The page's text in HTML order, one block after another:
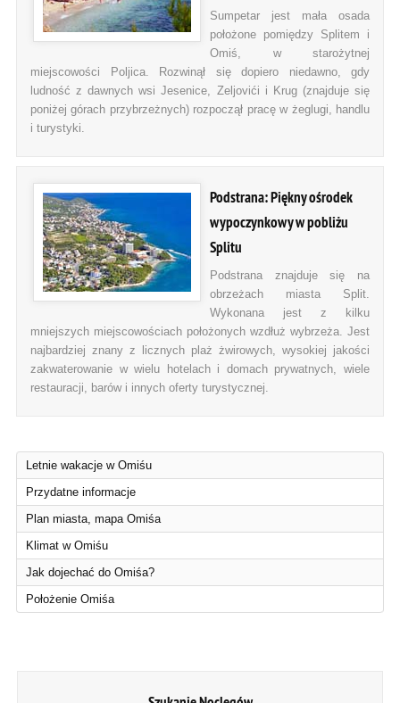
Sumpetar jest mała osada
położone pomiędzy Splitem i
Omiś, w starożytnej
miejscowości Poljica. Rozwinął się dopiero niedawno, gdy
ludność z dawnych wsi Jesenice, Zeljovići i Krug (znajduje się
poniżej górach przybrzeżnych) rozpoczął pracę w żeglugi, handlu
i turystyki.
Podstrana: Piękny ośrodek
wypoczynkowy w pobliżu
Splitu
Podstrana znajduje się na
obrzeżach miasta Split.
Wykonana jest z kilku
mniejszych miejscowościach położonych wzdłuż wybrzeża. Jest
najbardziej znany z licznych plaż żwirowych, wysokiej jakości
zakwaterowanie w wielu hotelach i domach prywatnych, wiele
restauracji, barów i innych oferty turystycznej.
Letnie wakacje w Omiśu
Przydatne informacje
Plan miasta, mapa Omiśa
Klimat w Omiśu
Jak dojechać do Omiśa?
Położenie Omiśa